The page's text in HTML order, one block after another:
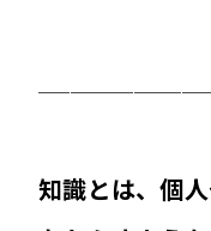
知識とは、個